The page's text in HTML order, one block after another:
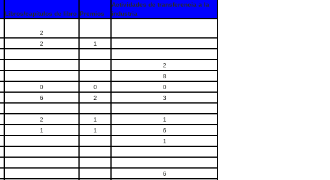
Libros/capítulos de libro Premios
Actividades de transferencia a la
industria
2
2
1
2
8
0 0
0
6 2
3
2 1
1
1 1
6
1
6